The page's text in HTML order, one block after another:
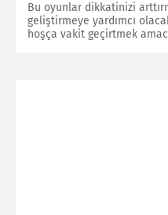
Bu oyunlar dikkatinizi
geliştirmeye yardımcı
hoşça vakit geçirtmek